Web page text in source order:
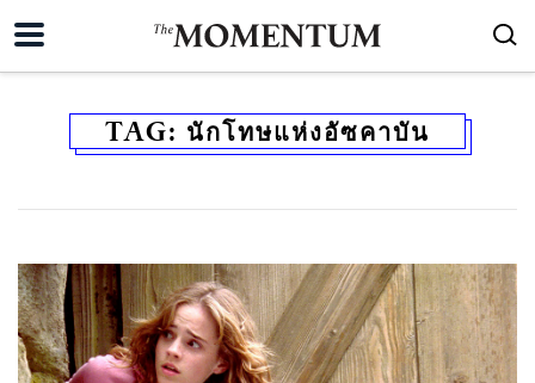
TAG: นักโทษแห่งอัซคาบัน